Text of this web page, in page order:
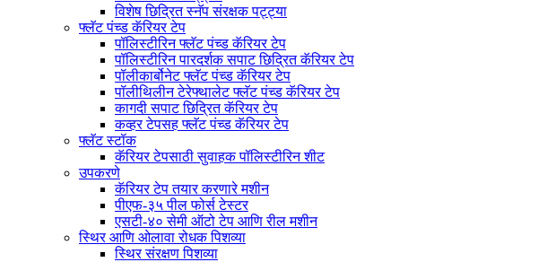
विशेष छिद्रित स्नॅप संरक्षक पट्ट्या
फ्लॅट पंच्ड कॅरियर टेप
पॉलिस्टीरिन फ्लॅट पंच्ड कॅरियर टेप
पॉलिस्टीरिन पारदर्शक सपाट छिद्रित कॅरियर टेप
पॉलीकार्बोनेट फ्लॅट पंच्ड कॅरियर टेप
पॉलीथिलीन टेरेफ्थालेट फ्लॅट पंच्ड कॅरियर टेप
कागदी सपाट छिद्रित कॅरियर टेप
कव्हर टेपसह फ्लॅट पंच्ड कॅरियर टेप
फ्लॅट स्टॉक
कॅरियर टेपसाठी सुवाहक पॉलिस्टीरिन शीट
उपकरणे
कॅरियर टेप तयार करणारे मशीन
पीएफ-३५ पील फोर्स टेस्टर
एसटी-४० सेमी ऑटो टेप आणि रील मशीन
स्थिर आणि ओलावा रोधक पिशव्या
स्थिर संरक्षण पिशव्या